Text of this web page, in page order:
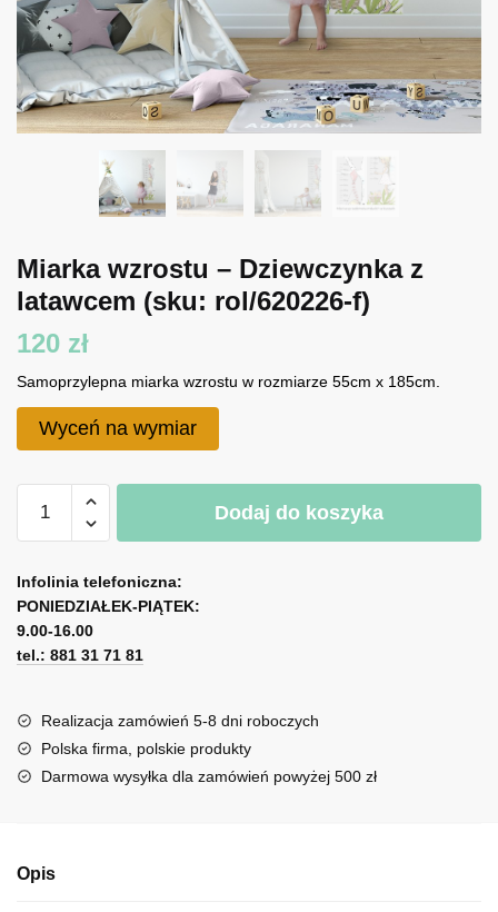
Miarka wzrostu – Dziewczynka z
latawcem (sku: rol/620226-f)
120 zł
Samoprzylepna miarka wzrostu w rozmiarze 55cm x 185cm.
Wyceń na wymiar
Miarka
-
Dziewczynka
z
latawcem
Dodaj do koszyka
Infolinia telefoniczna:
PONIEDZIAŁEK-PIĄTEK:
9.00-16.00
tel.: 881 31 71 81
Realizacja zamówień 5-8 dni roboczych
Polska firma, polskie produkty
Darmowa wysyłka dla zamówień powyżej 500 zł
Opis